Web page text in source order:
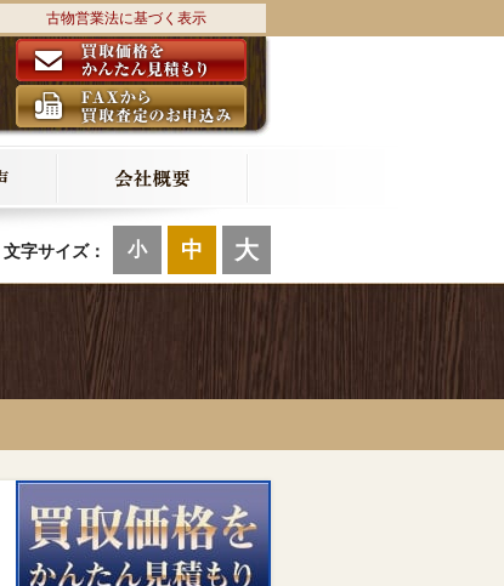
古物営業法に基づく表示
文字サイズ： 小 中 大